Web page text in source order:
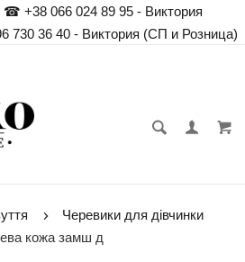
☎ +38 066 024 89 95 - Виктория
36 40 - Виктория (СП и Розница)
Черевики для дівчинки
кожа замш д